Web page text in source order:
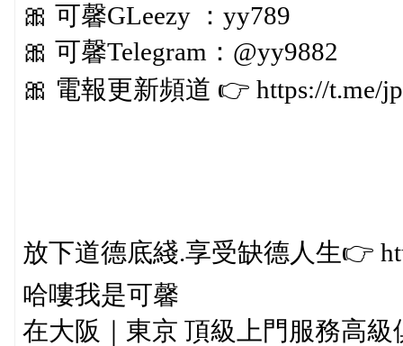
🎀 可馨GLeezy ：yy789
🎀 可馨Telegram：@yy9882
🎀 電報更新頻道 👉 https://t.me/
放下道德底綫.享受缺德人生👉
哈嘍我是可馨
在大阪｜東京 頂級上門服務高